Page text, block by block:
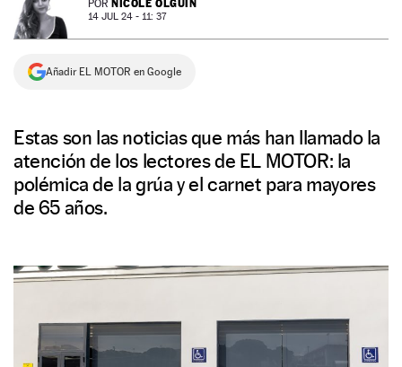
NEWSLETTER
SÍGUENOS
POR NICOLE OLGUÍN
14 JUL 24 - 11: 37
Añadir EL MOTOR en Google
Estas son las noticias que más han llamado la
atención de los lectores de EL MOTOR: la
polémica de la grúa y el carnet para mayores
de 65 años.